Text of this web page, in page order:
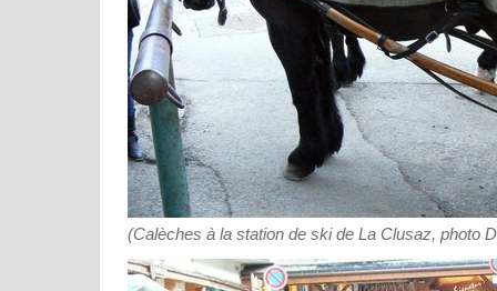
(Calèches à la station de ski de La Clusaz, photo